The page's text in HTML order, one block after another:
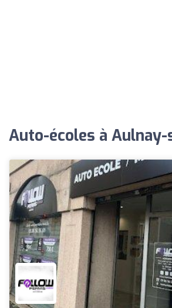
Auto-écoles à Aulnay-